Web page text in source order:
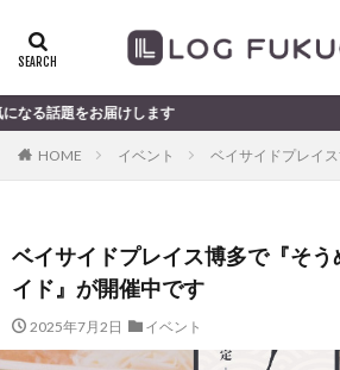
けします
HOME イベント ベイサイドプレイ
ベイサイドプレイス博多で『そう
イド』が開催中です
2025年7月2日 イベント